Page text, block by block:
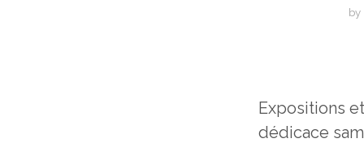
by
Expositions
dédicace